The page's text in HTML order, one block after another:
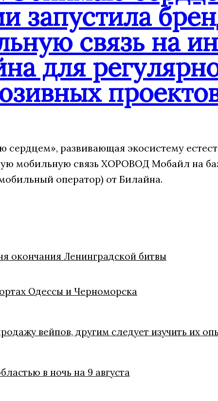
запустила
связь на
для
развивающая экосистему
мобильную связь ХОРОВОД Мобайл на
оператор) от Билайна.
окончания Ленинградской битвы
Одессы и Черноморска
вейпов, другим следует изучить их
в ночь на 9 августа